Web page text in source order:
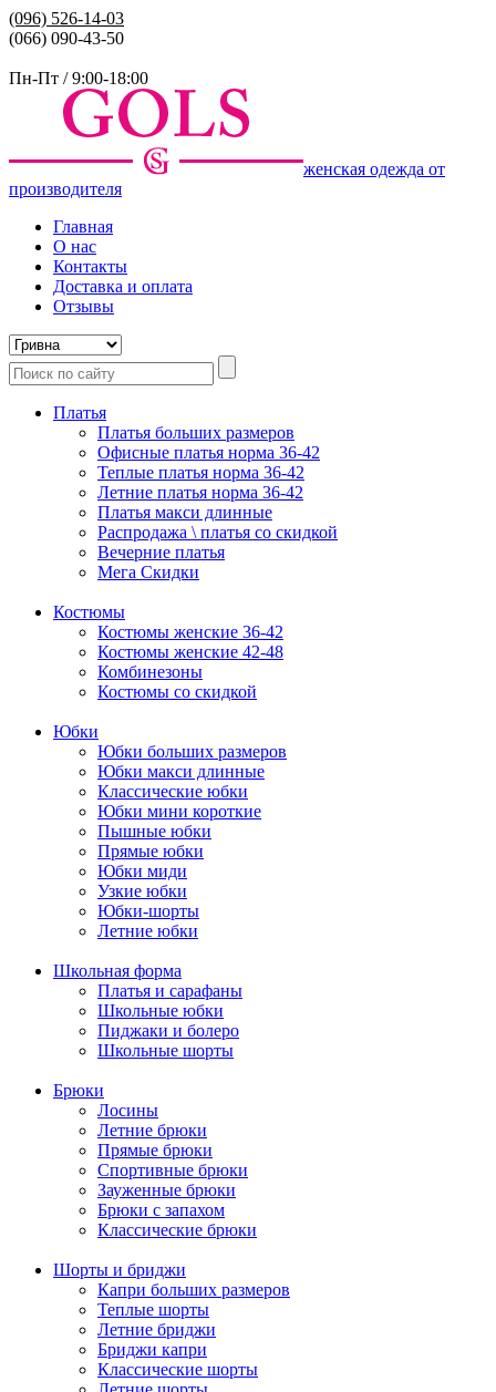
(096) 526-14-03
(066) 090-43-50
Пн-Пт / 9:00-18:00
женская одежда от
производителя
Главная
О нас
Контакты
Доставка и оплата
Отзывы
Платья
Платья больших размеров
Офисные платья норма 36-42
Теплые платья норма 36-42
Летние платья норма 36-42
Платья макси длинные
Распродажа \ платья со скидкой
Вечерние платья
Мега Скидки
Костюмы
Костюмы женские 36-42
Костюмы женские 42-48
Комбинезоны
Костюмы со скидкой
Юбки
Юбки больших размеров
Юбки макси длинные
Классические юбки
Юбки мини короткие
Пышные юбки
Прямые юбки
Юбки миди
Узкие юбки
Юбки-шорты
Летние юбки
Школьная форма
Платья и сарафаны
Школьные юбки
Пиджаки и болеро
Школьные шорты
Брюки
Лосины
Летние брюки
Прямые брюки
Спортивные брюки
Зауженные брюки
Брюки с запахом
Классические брюки
Шорты и бриджи
Капри больших размеров
Теплые шорты
Летние бриджи
Бриджи капри
Классические шорты